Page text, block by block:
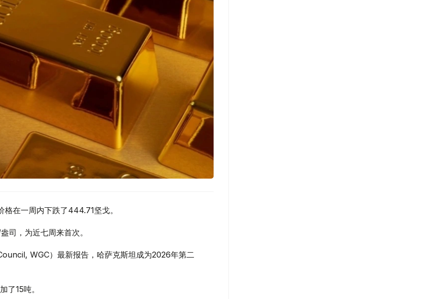
在一周内下跌了444.71坚戈。
司，为近七周来首次。
WGC）最新报告，哈萨克斯坦成为2026年第二
了15吨。